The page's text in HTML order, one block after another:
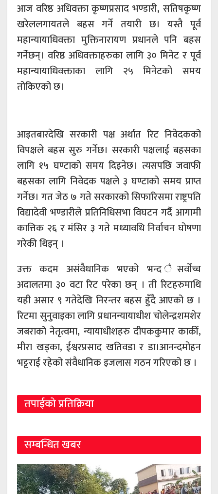
आज वरिष्ठ अधिवक्ता कृष्णप्रसाद भण्डारी, सतिषकृष्ण
खरेललगायतले बहस गर्ने तयारी छ। यस्तै पूर्व
महान्यायाधिवक्ता मुक्तिनारायण प्रधानले पनि बहस
गर्नेछन्। वरिष्ठ अधिवक्ताहरुका लागि ३० मिनेट र पूर्व
महान्यायाधिवक्ताका लागि २५ मिनेटको समय
तोकिएको छ।
आइतबारदेखि सरकारी पक्ष अर्थात रिट निवेदकको
विपक्षले बहस सुरु गर्नेछ। सरकारी पक्षलाई बहसका
लागि १५ घण्टाको समय दिइनेछ। त्यसपछि जवाफी
बहसका लागि निवेदक पक्षले ३ घण्टाको समय प्राप्त
गर्नेछ। गत जेठ ७ गते सरकारको सिफारिसमा राष्ट्रपति
विद्यादेवी भण्डारीले प्रतिनिधिसभा विघटन गर्दै आगामी
कात्तिक २६ र मंसिर ३ गते मध्यावधि निर्वाचन घोषणा
गरेकी थिइन् ।
उक्त कदम असंवैधानिक भएको भन्द ैसर्वोच्च
अदालतमा ३० वटा रिट परेका छन् । ती रिटहरुमाथि
यही असार ९ गतेदेखि निरन्तर बहस हुँदै आएको छ ।
रिटमा सुनुवाइका लागि प्रधानन्यायाधीश चोलेन्द्रशमशेर
जबराको नेतृत्वमा, न्यायाधीशहरु दीपककुमार कार्की,
मीरा खड्का, ईश्वरप्रसाद खतिवडा र डा।आनन्दमोहन
भट्टराई रहेको संवैधानिक इजलास गठन गरिएको छ ।
तपाईको प्रतिक्रिया
सम्बन्धित खबर